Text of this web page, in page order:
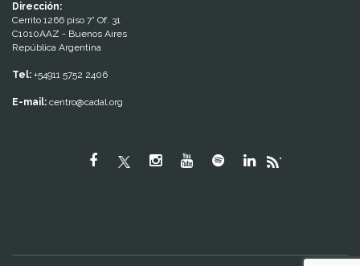
Dirección:
Cerrito 1266 piso 7° Of. 31
C1010AAZ - Buenos Aires
República Argentina
Tel: +54911 5752 2406
E-mail: centro@cadal.org
"